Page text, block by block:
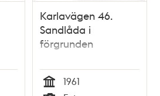
Karlavägen 46.
Sandlåda i
förgrunden
1961